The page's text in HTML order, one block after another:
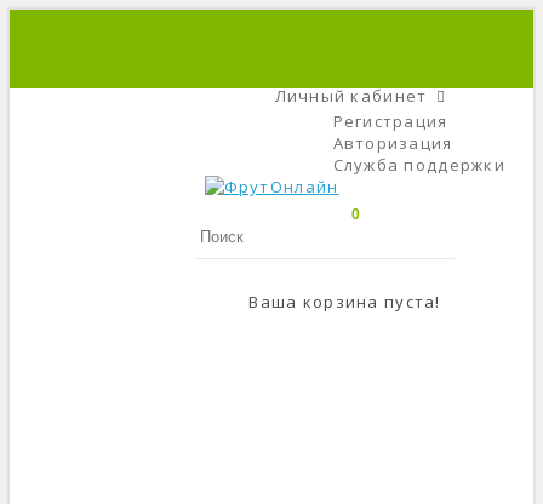
Личный кабинет
Регистрация
Авторизация
Служба поддержки
0
Ваша корзина пуста!